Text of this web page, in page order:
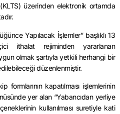
üzerinden elektronik ortamda
Yapılacak İşlemler” başlıklı 13
ithalat rejiminden yararlanan
olmak şartıyla yetkili herhangi bir
düzenlenmiştir.
kapatılması işlemlerinin
yer alan “Yabancıdan yerliye
kullanılması suretiyle kati